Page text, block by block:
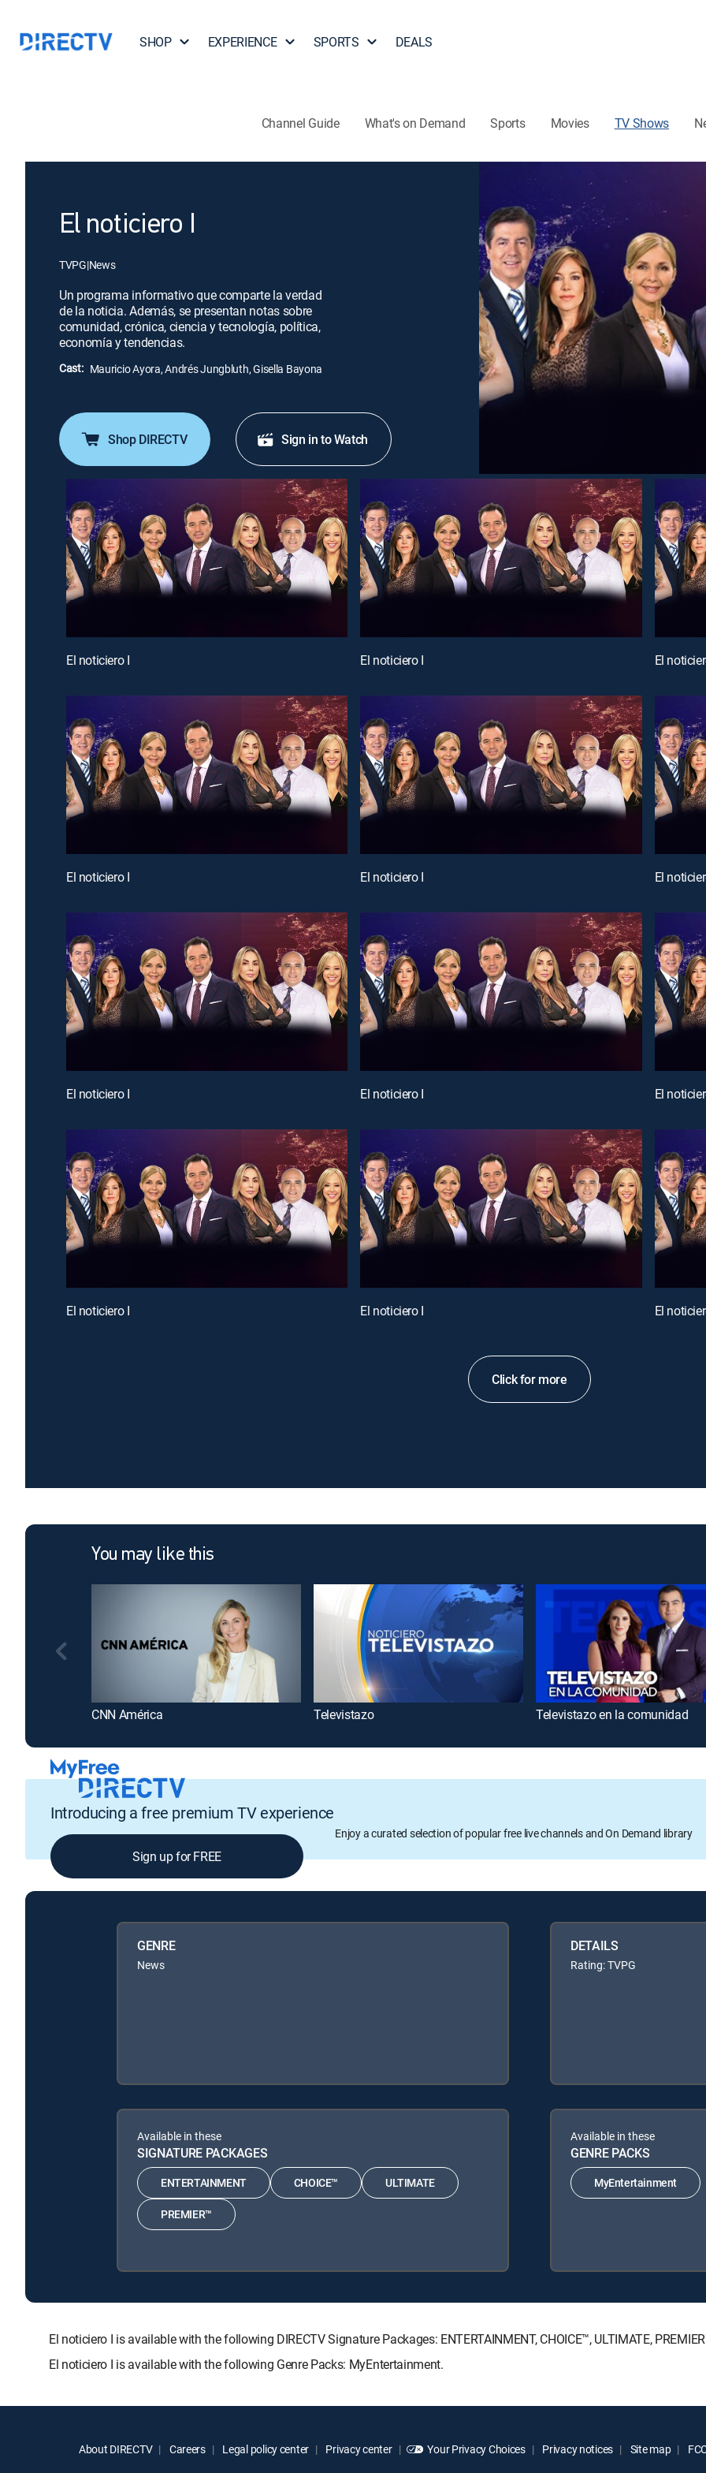
SHOP EXPERIENCE SPORTS DEALS
Channel Guide What's on Demand Sports Movies TV Shows
El noticiero I
TVPG|News
Un programa informativo que comparte la verdad
de la noticia. Además, se presentan notas sobre
comunidad, crónica, ciencia y tecnología, política,
economía y tendencias.
Cast: Mauricio Ayora, Andrés Jungbluth, Gisella Bayona
Shop DIRECTV Sign in to Watch
El noticiero I El noticiero I El
El noticiero I El noticiero I El
El noticiero I El noticiero I El
El noticiero I El noticiero I El
Click for more
You may like this
CNN América Televistazo Televistazo en la comunidad
Introducing a free premium TV experience
Enjoy a curated selection of popular free live channels and On Demand library
Sign up for FREE
GENRE
News
DETAILS
Rating: TVPG
Available in these
SIGNATURE PACKAGES
ENTERTAINMENT CHOICE™ ULTIMATE
PREMIER™
Available in these
GENRE PACKS
MyEntertainment
El noticiero I is available with the following DIRECTV Signature Packages: ENTERTAINMENT, CHOICE™, ULTIMATE,
El noticiero I is available with the following Genre Packs: MyEntertainment.
About DIRECTV Careers Legal policy center Privacy center Your Privacy Choices Privacy notices Site map